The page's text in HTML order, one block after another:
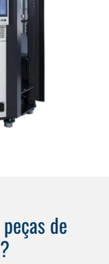
peças de
?